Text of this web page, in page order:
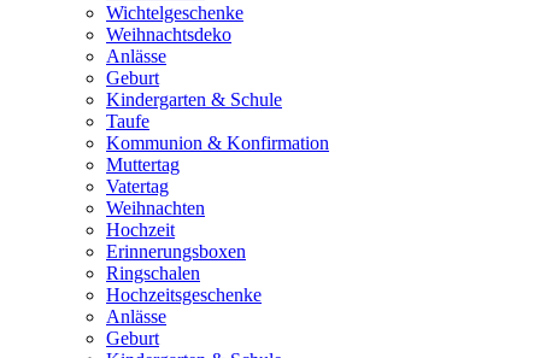
Wichtelgeschenke
Weihnachtsdeko
Anlässe
Geburt
Kindergarten & Schule
Taufe
Kommunion & Konfirmation
Muttertag
Vatertag
Weihnachten
Hochzeit
Erinnerungsboxen
Ringschalen
Hochzeitsgeschenke
Anlässe
Geburt